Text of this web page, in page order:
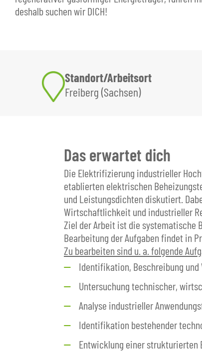
deshalb suchen wir DICH!
Standort/Arbeitsort
Freiberg (Sachsen)
Das erwartet dich
Die Elektrifizierung industrieller
etablierten elektrischen
und Leistungsdichten diskutiert.
Wirtschaftlichkeit und industrieller
Ziel der Arbeit ist die systematische
Bearbeitung der Aufgaben findet in
Zu bearbeiten sind u. a. folgende
Identifikation, Beschreibung
Untersuchung technischer,
Analyse industrieller
Identifikation bestehender
Entwicklung einer strukturierten